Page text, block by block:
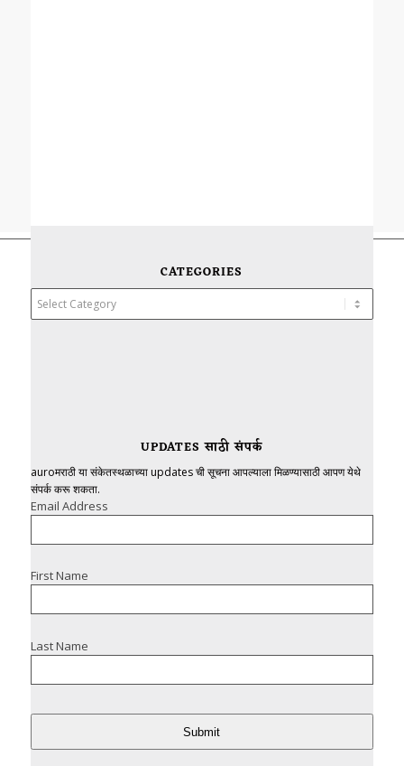
CATEGORIES
UPDATES साठी संपर्क
auroमराठी या संकेतस्थळाच्या updates ची सूचना आपल्याला मिळण्यासाठी आपण येथे
संपर्क करू शकता.
Email Address
First Name
Last Name
Submit